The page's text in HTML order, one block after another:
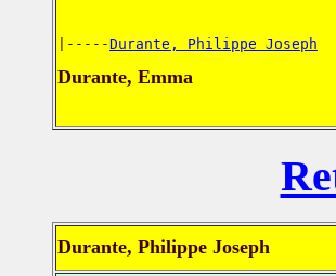
|-----Durante, Philippe Joseph
Durante, Emma
Durante, Philippe Joseph